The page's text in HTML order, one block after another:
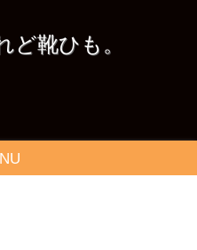
ど靴ひも。